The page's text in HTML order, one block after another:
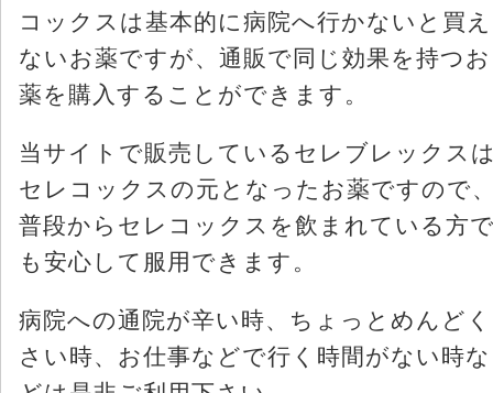
コックスは基本的に病院へ行かないと買え
ないお薬ですが、通販で同じ効果を持つお
薬を購入することができます。
当サイトで販売しているセレブレックス
セレコックスの元となったお薬ですので
普段からセレコックスを飲まれている方
も安心して服用できます。
病院への通院が辛い時、ちょっとめんどく
さい時、お仕事などで行く時間がない時な